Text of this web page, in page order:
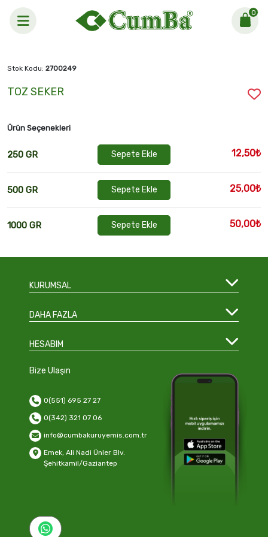
0
TOZ SEKER
Stok Kodu: 2700249
TOZ SEKER
Ürün Seçenekleri
250 GR Sepete Ekle 12,50₺
500 GR Sepete Ekle 25,00₺
1000 GR Sepete Ekle 50,00₺
KURUMSAL
DAHA FAZLA
HESABIM
Bize Ulaşın
0(551) 695 27 27
0(342) 321 07 06
info@cumbakuruyemis.com.tr
Emek, Ali Nadi Ünler Blv.
Şehitkamil/Gaziantep